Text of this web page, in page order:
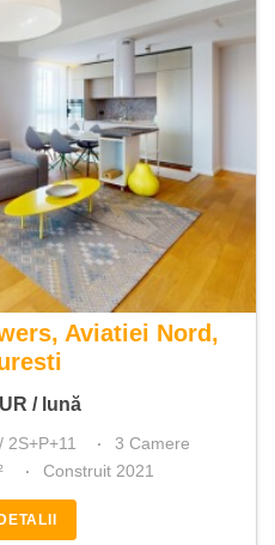
3 camere
Aviatiei Nord,
/ lună
2S+P+11
3 Camere
Construit 2021